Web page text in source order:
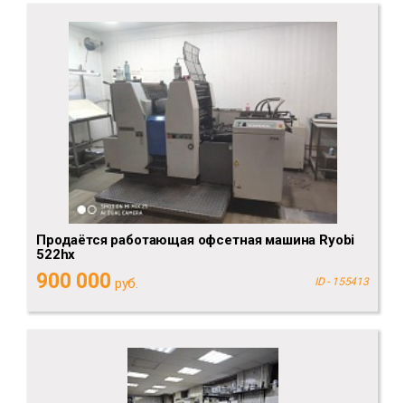
Продаётся работающая офсетная машина Ryobi
522hx
900 000 руб. ID - 155413